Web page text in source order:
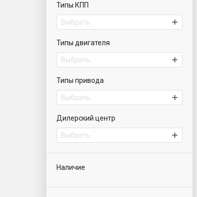
Типы КПП
Выбрать
Типы двигателя
Выбрать
Типы привода
Выбрать
Дилерский центр
Выбрать
Наличие